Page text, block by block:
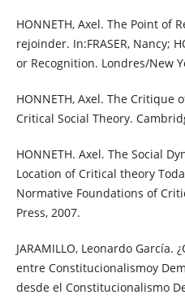
HONNETH, Axel. The Point of
rejoinder. In:FRASER, Nancy;
or Recognition. Londres/New
HONNETH, Axel. The Critique
Critical Social Theory.
HONNETH. Axel. The Social
Location of Critical theory
Normative Foundations of
Press, 2007.
JARAMILLO, Leonardo García.
entre Constitucionalismoy
desde el Constitucionalismo